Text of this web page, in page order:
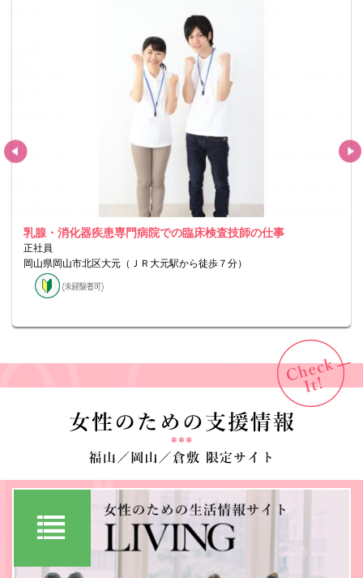
乳腺・消化器疾患専門病院での臨床検査技師の仕事
正社員
岡山県岡山市北区大元（ＪＲ大元駅から徒歩７分）